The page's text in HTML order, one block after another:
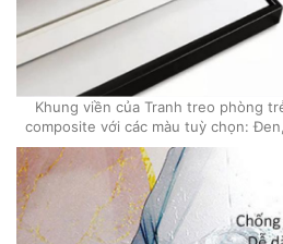
Khung viền của Tranh treo phòng
composite với các màu tuỳ chọn: